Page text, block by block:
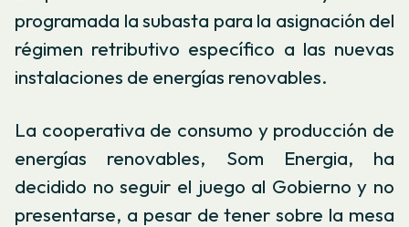
programada la subasta para la asignación del
régimen retributivo específico a las nuevas
instalaciones de energías renovables.
La cooperativa de consumo y producción de
energías renovables, Som Energia, ha
decidido no seguir el juego al Gobierno y no
presentarse, a pesar de tener sobre la mesa